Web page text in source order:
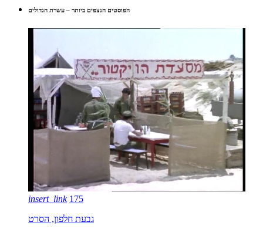
הפוסטים הנצפים ביותר – עשרת הגדולים
insert_link 175
גבעת חלפון, הסרט